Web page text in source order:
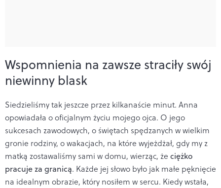
Wspomnienia na zawsze straciły swój
niewinny blask
Siedzieliśmy tak jeszcze przez kilkanaście minut. Anna
opowiadała o oficjalnym życiu mojego ojca. O jego
sukcesach zawodowych, o świętach spędzanych w wielkim
gronie rodziny, o wakacjach, na które wyjeżdżał, gdy my z
matką zostawaliśmy sami w domu, wierząc, że ciężko
pracuje za granicą. Każde jej słowo było jak małe pęknięcie
na idealnym obrazie, który nosiłem w sercu. Kiedy wstała,